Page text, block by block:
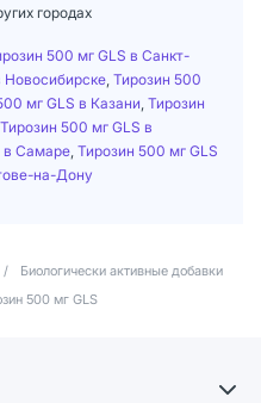
городах
500 мг GLS в Санкт-
Новосибирске Тирозин 500
мг GLS в Казани Тирозин
Тирозин 500 мг GLS в
в Самаре Тирозин 500 мг GLS
на-Дону
/
Биологически активные добавки
500 мг GLS